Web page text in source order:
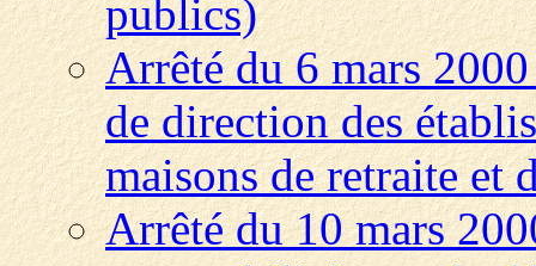
publics)
Arrêté du 6 mars
de direction des
maisons de retraite et
Arrêté du 10 mars